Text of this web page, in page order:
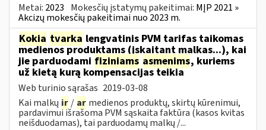
Metai: 2023 Mokesčių įstatymų pakeitimai: MĮP 2021 »
Akcizų mokesčių pakeitimai nuo 2023 m.
Kokia tvarka lengvatinis PVM tarifas taikomas
medienos produktams (įskaitant malkas...), kai
jie parduodami fiziniams asmenims, kuriems
už kietą kurą kompensacijas teikia
Web turinio sąrašas 2019-03-08
Kai malkų ir / ar medienos produktų, skirtų kūrenimui,
pardavimui išrašoma PVM sąskaita faktūra (kasos kvitas
neišduodamas), tai parduodamų malkų /...